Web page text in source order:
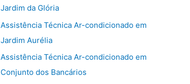
Jardim da Glória
Assistência Técnica Ar-condicionado em
Jardim Aurélia
Assistência Técnica Ar-condicionado em
Conjunto dos Bancários